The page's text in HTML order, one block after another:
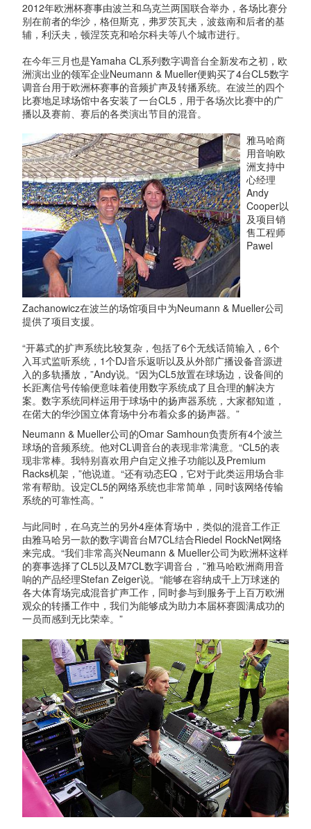
2012年欧洲杯赛事由波兰和乌克兰两国联合举办，各场比赛分
别在前者的华沙，格但斯克，弗罗茨瓦夫，波兹南和后者的基
辅，利沃夫，顿涅茨克和哈尔科夫等八个城市进行。
在今年三月也是Yamaha CL系列数字调音台全新发布之初，欧
洲演出业的领军企业Neumann & Mueller便购买了4台CL5数字
调音台用于欧洲杯赛事的音频扩声及转播系统。在波兰的四个
比赛地足球场馆中各安装了一台CL5，用于各场次比赛中的广
播以及赛前、赛后的各类演出节目的混音。
雅马哈商
用音响欧
洲支持中
心经理
Andy
Cooper以
及项目销
售工程师
Pawel
Zachanowicz在波兰的场馆项目中为Neumann & Mueller公司
提供了项目支援。
“开幕式的扩声系统比较复杂，包括了6个无线话筒输入，6个
入耳式监听系统，1个DJ音乐返听以及从外部广播设备音源进
入的多轨播放，”Andy说。“因为CL5放置在球场边，设备间的
长距离信号传输便意味着使用数字系统成了且合理的解决方
案。数字系统同样运用于球场中的扬声器系统，大家都知道，
在偌大的华沙国立体育场中分布着众多的扬声器。”
Neumann & Mueller公司的Omar Samhoun负责所有4个波兰
球场的音频系统。他对CL调音台的表现非常满意。“CL5的表
现非常棒。我特别喜欢用户自定义推子功能以及Premium
Racks机架，”他说道。“还有动态EQ，它对于此类运用场合非
常有帮助。设定CL5的网络系统也非常简单，同时该网络传输
系统的可靠性高。”
与此同时，在乌克兰的另外4座体育场中，类似的混音工作正
由雅马哈另一款的数字调音台M7CL结合Riedel RockNet网络
来完成。“我们非常高兴Neumann & Mueller公司为欧洲杯这样
的赛事选择了CL5以及M7CL数字调音台，”雅马哈欧洲商用音
响的产品经理Stefan Zeiger说。“能够在容纳成千上万球迷的
各大体育场完成混音扩声工作，同时参与到服务于上百万欧洲
观众的转播工作中，我们为能够成为助力本届杯赛圆满成功的
一员而感到无比荣幸。”